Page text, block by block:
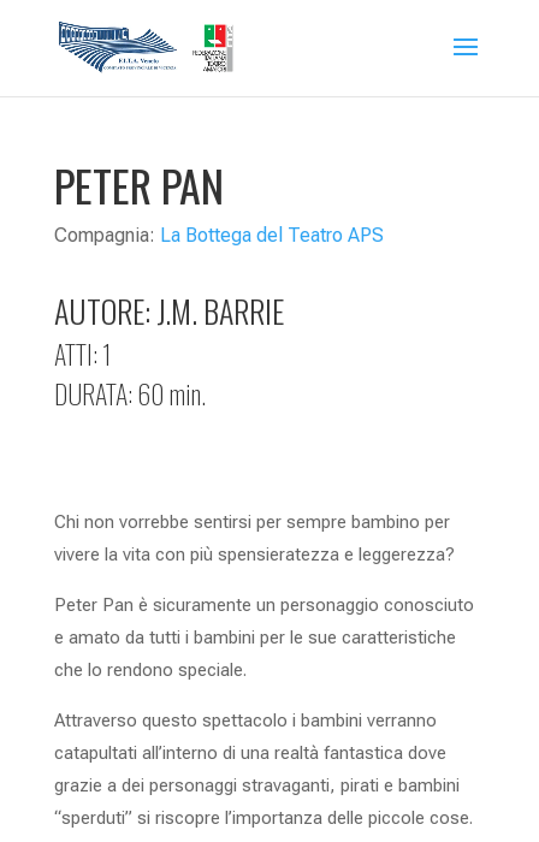
PETER PAN
Compagnia: La Bottega del Teatro APS
AUTORE: J.M. BARRIE
ATTI: 1
DURATA: 60 min.
Chi non vorrebbe sentirsi per sempre bambino per
vivere la vita con più spensieratezza e leggerezza?
Peter Pan è sicuramente un personaggio conosciuto
e amato da tutti i bambini per le sue caratteristiche
che lo rendono speciale.
Attraverso questo spettacolo i bambini verranno
catapultati all’interno di una realtà fantastica dove
grazie a dei personaggi stravaganti, pirati e bambini
“sperduti” si riscopre l’importanza delle piccole cose.